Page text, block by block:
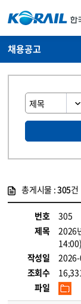
채용공고
총게시물 :305건
번호
305
제목
2026
14:00)
작성일
조회수
파일